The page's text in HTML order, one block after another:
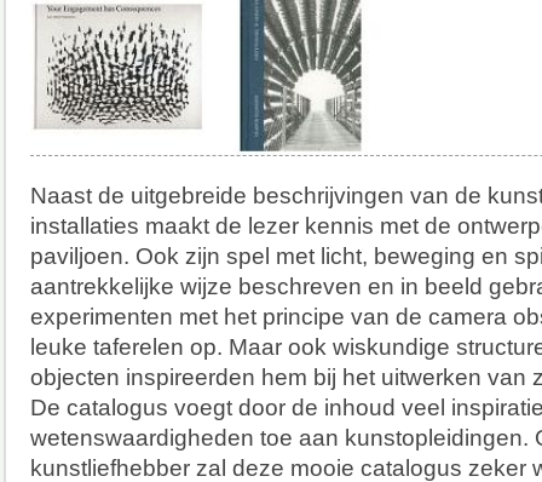
Naast de uitgebreide beschrijvingen van de
installaties maakt de lezer kennis met de
paviljoen. Ook zijn spel met licht, beweging en
aantrekkelijke wijze beschreven en in beeld
experimenten met het principe van de camera
leuke taferelen op. Maar ook wiskundige
objecten inspireerden hem bij het uitwerken van
De catalogus voegt door de inhoud veel
wetenswaardigheden toe aan kunstopleidingen.
kunstliefhebber zal deze mooie catalogus zeker